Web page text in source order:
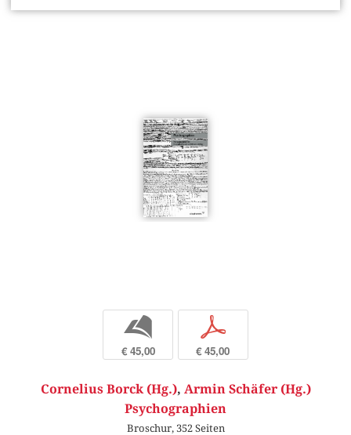
b
€ 45,00
p
€ 45,00
Cornelius Borck (Hg.), Armin Schäfer (Hg.)
Psychographien
Broschur, 352 Seiten